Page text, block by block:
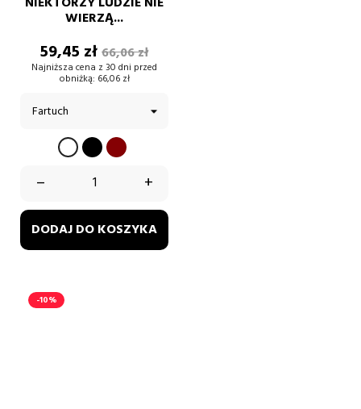
WIERZĄ...
Cena
59,45 złCena
podstawowa
66,06 zł
Najniższa cena z 30 dni przed
obniżką: 66,06 zł
BIAŁYCZARNYBORDOWY
– +
DODAJ DO KOSZYKA
-10%